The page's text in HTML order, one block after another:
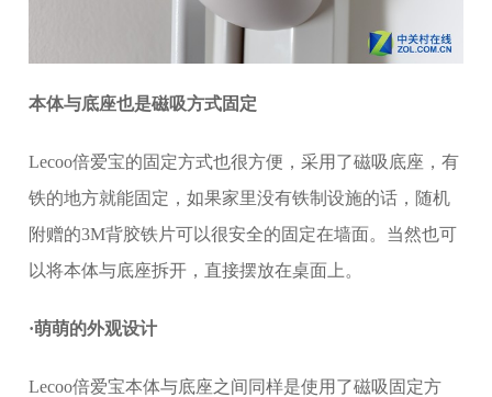
本体与底座也是磁吸方式固定
Lecoo倍爱宝的固定方式也很方便，采用了磁吸底座，有
铁的地方就能固定，如果家里没有铁制设施的话，随机
附赠的3M背胶铁片可以很安全的固定在墙面。当然也可
以将本体与底座拆开，直接摆放在桌面上。
·萌萌的外观设计
Lecoo倍爱宝本体与底座之间同样是使用了磁吸固定方